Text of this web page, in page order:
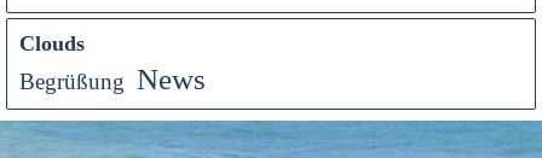
Clouds
Begrüßung News